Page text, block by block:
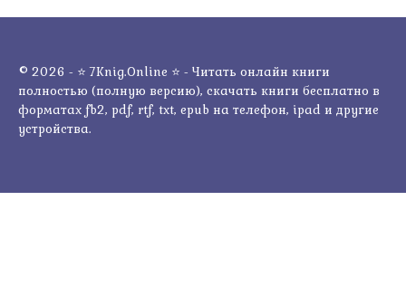
© 2026 - ⭐ 7Knig.Online ⭐ - Читать онлайн книги
полностью (полную версию), скачать книги бесплатно в
форматах fb2, pdf, rtf, txt, epub на телефон, ipad и другие
устройства.